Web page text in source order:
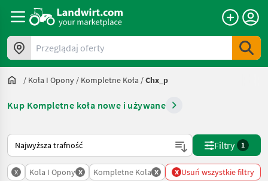
Przeglądaj oferty
/ Koła I Opony / Kompletne Koła /Chx_p
Kup Kompletne koła nowe i używane
Tak sortuje się na Landwirt.com
Filtry 1
x Kola I Opony x Kompletne Kola x x Usuń wszystkie filtry